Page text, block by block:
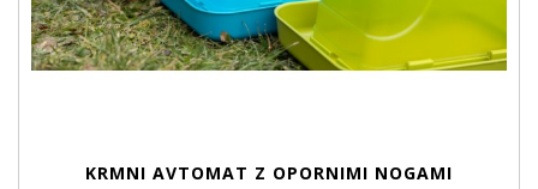
KRMNI AVTOMAT Z OPORNIMI NOGAMI